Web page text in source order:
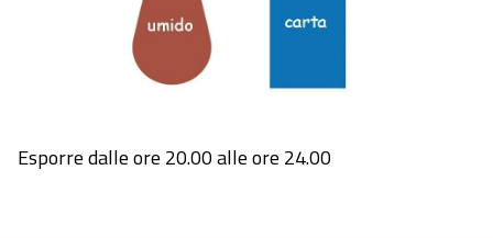
Esporre dalle ore 20.00 alle ore 24.00